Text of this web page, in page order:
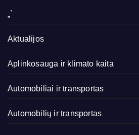
„`
Aktualijos
Aplinkosauga ir klimato kaita
Automobiliai ir transportas
Automobilių ir transportas